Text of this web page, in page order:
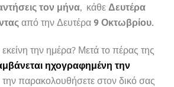
τον μήνα, κάθεΔευτέρα
από την Δευτέρα9 Οκτωβρίου.
την ημέρα? Μετά το πέρας της
ηχογραφημένη την
την παρακολουθήσετε στον δικό σας